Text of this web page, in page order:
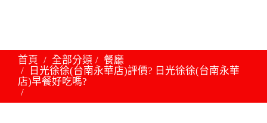
首頁 全部分類
餐廳
日光徐徐(台南永華店)評價? 日光徐徐(台南永華
店)早餐好吃嗎?